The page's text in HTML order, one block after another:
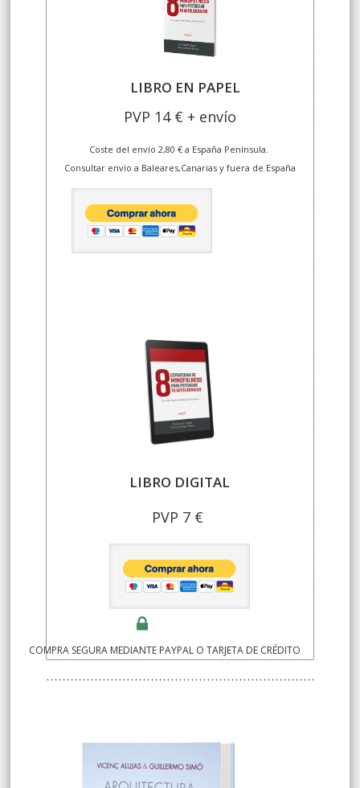
LIBRO EN PAPEL
PVP 14 € + envío
Coste del envío 2,80 € a España Península.
Consultar envío a Baleares,Canarias y fuera de España
LIBRO DIGITAL
PVP 7 €
COMPRA SEGURA MEDIANTE PAYPAL O TARJETA DE CRÉDITO